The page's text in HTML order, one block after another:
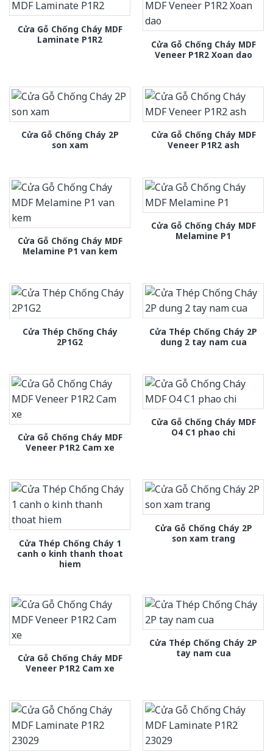
Cửa Gỗ Chống Cháy MDF
Laminate P1R2
Cửa Gỗ Chống Cháy MDF
Veneer P1R2 Xoan dao
Cửa Gỗ Chống Cháy 2P
son xam
Cửa Gỗ Chống Cháy MDF
Veneer P1R2 ash
Cửa Gỗ Chống Cháy MDF
Melamine P1 van kem
Cửa Gỗ Chống Cháy MDF
Melamine P1
Cửa Thép Chống Cháy
2P1G2
Cửa Thép Chống Cháy 2P
dung 2 tay nam cua
Cửa Gỗ Chống Cháy MDF
Veneer P1R2 Cam xe
Cửa Gỗ Chống Cháy MDF
O4 C1 phao chi
Cửa Thép Chống Cháy 1
canh o kinh thanh thoat
hiem
Cửa Gỗ Chống Cháy 2P
son xam trang
Cửa Gỗ Chống Cháy MDF
Veneer P1R2 Cam xe
Cửa Thép Chống Cháy 2P
tay nam cua